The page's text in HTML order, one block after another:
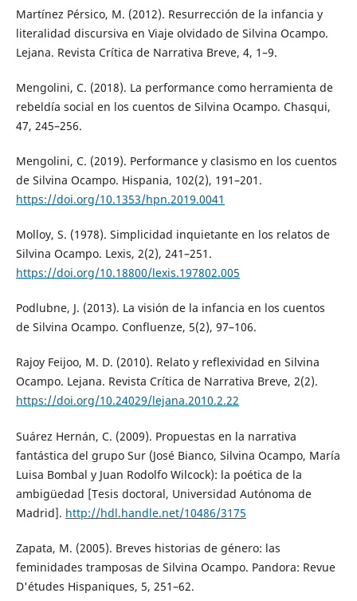
Martínez Pérsico, M. (2012). Resurrección de la infancia y
literalidad discursiva en Viaje olvidado de Silvina Ocampo.
Lejana. Revista Crítica de Narrativa Breve, 4, 1–9.
Mengolini, C. (2018). La performance como herramienta de
rebeldía social en los cuentos de Silvina Ocampo. Chasqui,
47, 245–256.
Mengolini, C. (2019). Performance y clasismo en los cuentos
de Silvina Ocampo. Hispania, 102(2), 191–201.
https://doi.org/10.1353/hpn.2019.0041
Molloy, S. (1978). Simplicidad inquietante en los relatos de
Silvina Ocampo. Lexis, 2(2), 241–251.
https://doi.org/10.18800/lexis.197802.005
Podlubne, J. (2013). La visión de la infancia en los cuentos
de Silvina Ocampo. Confluenze, 5(2), 97–106.
Rajoy Feijoo, M. D. (2010). Relato y reflexividad en Silvina
Ocampo. Lejana. Revista Crítica de Narrativa Breve, 2(2).
https://doi.org/10.24029/lejana.2010.2.22
Suárez Hernán, C. (2009). Propuestas en la narrativa
fantástica del grupo Sur (José Bianco, Silvina Ocampo, María
Luisa Bombal y Juan Rodolfo Wilcock): la poética de la
ambigüedad [Tesis doctoral, Universidad Autónoma de
Madrid]. http://hdl.handle.net/10486/3175
Zapata, M. (2005). Breves historias de género: las
feminidades tramposas de Silvina Ocampo. Pandora: Revue
D'études Hispaniques, 5, 251–62.